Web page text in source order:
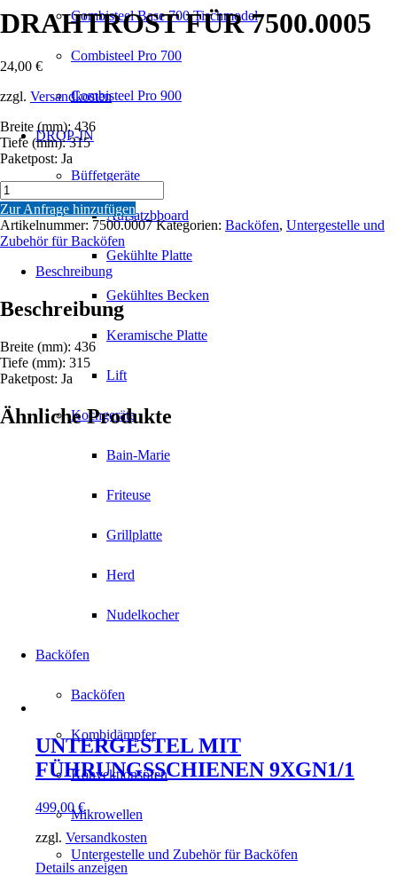
Combisteel Base 700 Tischmodel
Combisteel Pro 700
Combisteel Pro 900
DROP-IN
Büffetgeräte
Aufsatzbboard
Gekühlte Platte
Gekühltes Becken
Keramische Platte
Lift
Kochgeräte
Bain-Marie
Friteuse
Grillplatte
Herd
Nudelkocher
Backöfen
Backöfen
Kombidämpfer
Konvektionsöfen
Mikrowellen
Untergestelle und Zubehör für Backöfen
DRAHTROST FÜR 7500.0005
24,00 €
zzgl. Versandkosten
Breite (mm): 436
Tiefe (mm): 315
Paketpost: Ja
DRAHTROST
FÜR
7500.0005
Menge
Zur Anfrage hinzufügen
Artikelnummer: 7500.0007 Kategorien: Backöfen, Untergestelle und
Zubehör für Backöfen
Beschreibung
Beschreibung
Breite (mm): 436
Tiefe (mm): 315
Paketpost: Ja
Ähnliche Produkte
UNTERGESTEL MIT
FÜHRUNGSSCHIENEN 9XGN1/1
499,00€
zzgl. Versandkosten
Details anzeigen